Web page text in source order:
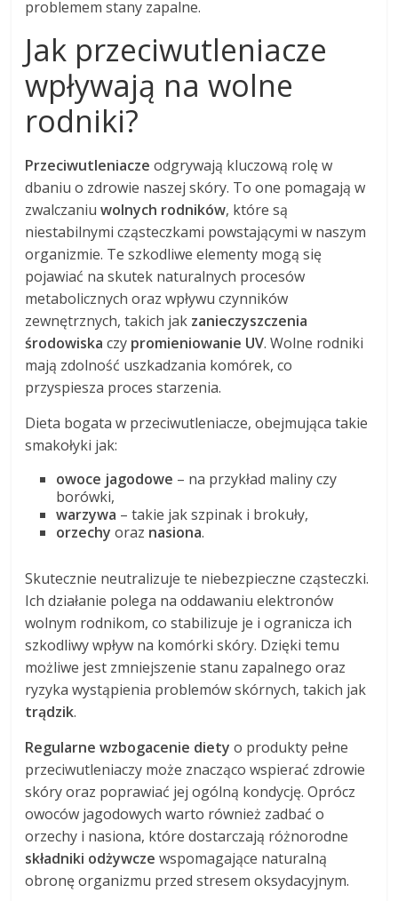
problemem stany zapalne.
Jak przeciwutleniacze
wpływają na wolne
rodniki?
Przeciwutleniacze odgrywają kluczową rolę w
dbaniu o zdrowie naszej skóry. To one pomagają w
zwalczaniuwolnych rodników, które są
niestabilnymi cząsteczkami powstającymi w naszym
organizmie. Te szkodliwe elementy mogą się
pojawiać na skutek naturalnych procesów
metabolicznych oraz wpływu czynników
zewnętrznych, takich jak zanieczyszczenia
środowiska czy promieniowanie UV. Wolne rodniki
mają zdolność uszkadzania komórek, co
przyspiesza proces starzenia.
Dieta bogata w przeciwutleniacze, obejmująca takie
smakołyki jak:
owoce jagodowe – na przykład maliny czy
borówki,
warzywa – takie jak szpinak i brokuły,
orzechy oraz nasiona.
Skutecznie neutralizuje te niebezpieczne cząsteczki.
Ich działanie polega na oddawaniu elektronów
wolnym rodnikom, co stabilizuje je i ogranicza ich
szkodliwy wpływ na komórki skóry. Dzięki temu
możliwe jest zmniejszenie stanu zapalnego oraz
ryzyka wystąpienia problemów skórnych, takich jak
trądzik.
Regularne wzbogacenie diety o produkty pełne
przeciwutleniaczy może znacząco wspierać zdrowie
skóry oraz poprawiać jej ogólną kondycję. Oprócz
owoców jagodowych warto również zadbać o
orzechy i nasiona, które dostarczają różnorodne
składniki odżywcze wspomagające naturalną
obronę organizmu przed stresem oksydacyjnym.